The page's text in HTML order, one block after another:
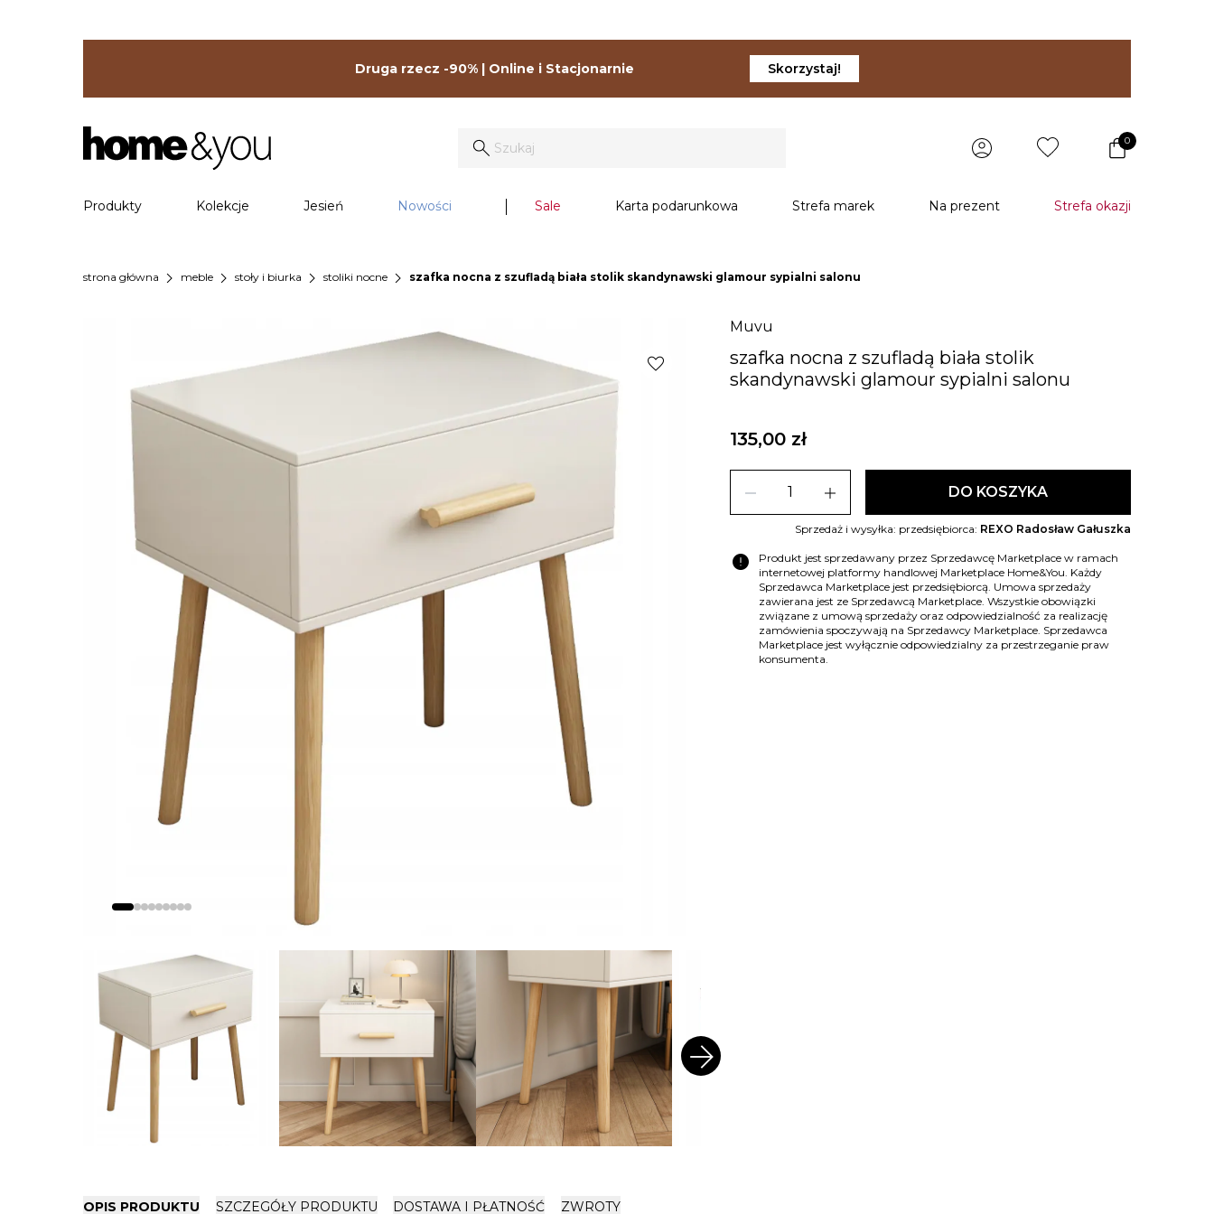
Druga rzecz -90% | Online i Stacjonarnie Skorzystaj!
0
Produkty Kolekcje Jesień Nowości Sale Karta podarunkowa Strefa marek Na prezent Strefa okazji
strona główna chevron_right meble chevron_right stoły i biurka chevron_right stoliki nocne chevron_right szafka nocna z szufladą biała stolik skandynawski glamour sypialni salonu
Muvu
szafka nocna z szufladą biała stolik
skandynawski glamour sypialni salonu
135,00 zł
remove add DO KOSZYKA
Sprzedaż i wysyłka: przedsiębiorca: REXO Radosław Gałuszka
error
Produkt jest sprzedawany przez Sprzedawcę Marketplace w ramach
internetowej platformy handlowej Marketplace Home&You. Każdy
Sprzedawca Marketplace jest przedsiębiorcą. Umowa sprzedaży
zawierana jest ze Sprzedawcą Marketplace. Wszystkie obowiązki
związane z umową sprzedaży oraz odpowiedzialność za realizację
zamówienia spoczywają na Sprzedawcy Marketplace. Sprzedawca
Marketplace jest wyłącznie odpowiedzialny za przestrzeganie praw
konsumenta.
favorite
arrow_forward
OPIS PRODUKTU SZCZEGÓŁY PRODUKTU DOSTAWA I PŁATNOŚĆ ZWROTY